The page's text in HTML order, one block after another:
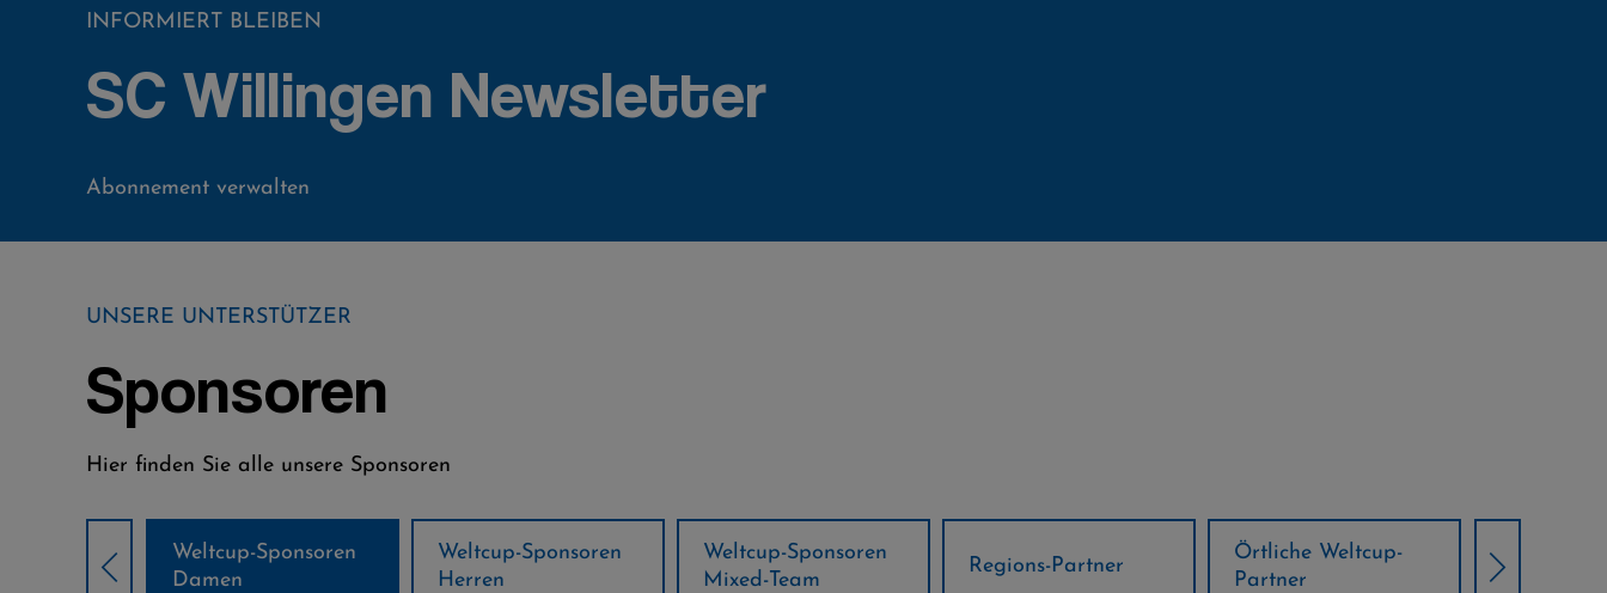
INFORMIERT BLEIBEN
SC Willingen Newsletter
Abonnement verwalten
UNSERE UNTERSTÜTZER
Sponsoren
Hier finden Sie alle unsere Sponsoren
Weltcup-Sponsoren
Damen
Weltcup-Sponsoren
Herren
Weltcup-Sponsoren
Mixed-Team
Regions-Partner
Örtliche Weltcup-
Partner
Klima